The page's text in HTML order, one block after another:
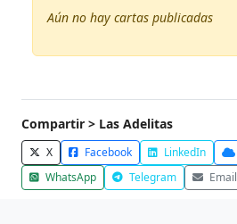
Aún no hay cartas publicadas
Compartir > Las Adelitas
X Facebook LinkedIn
WhatsApp
Telegram Email